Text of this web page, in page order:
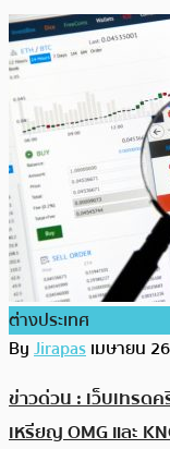
ต่างประเทศ
ByJirapasเมษายน
ข่าวด่วน : เว็บเทรด
เหรียญ OMG และ